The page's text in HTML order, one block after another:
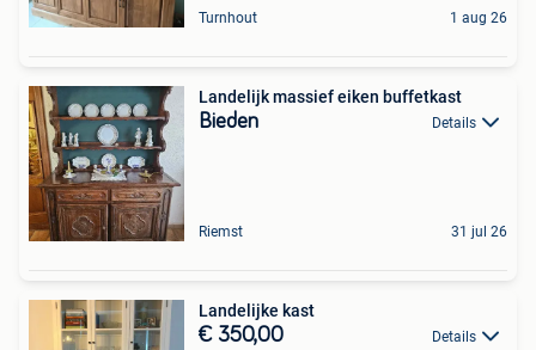
Turnhout 1 aug 26
Landelijk massief eiken buffetkast
Bieden Details
Riemst 31 jul 26
Landelijke kast
€ 350,00 Details